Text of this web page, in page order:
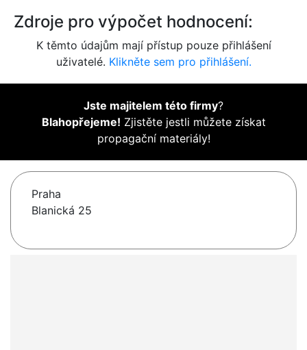
Zdroje pro výpočet hodnocení:
K těmto údajům mají přístup pouze přihlášení
uživatelé. Klikněte sem pro přihlášení.
Jste majitelem této firmy?
Blahopřejeme! Zjistěte jestli můžete získat
propagační materiály!
Praha
Blanická 25